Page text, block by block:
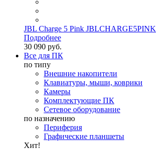
JBL Charge 5 Pink JBLCHARGE5PINK
Подробнее
30 090 руб.
Все для ПК
по типу
Внешние накопители
Клавиатуры, мыши, коврики
Камеры
Комплектующие ПК
Сетевое оборудование
по назначению
Периферия
Графические планшеты
Хит!